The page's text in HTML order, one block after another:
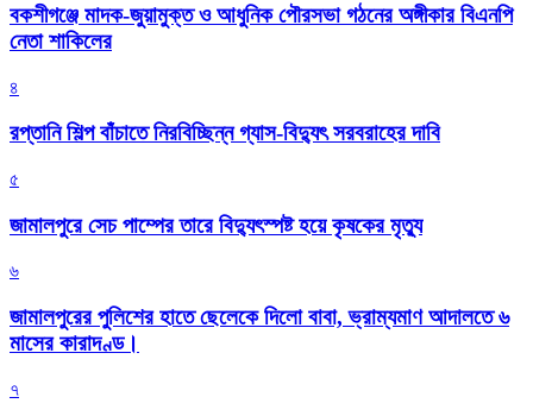
বকশীগঞ্জে মাদক-জুয়ামুক্ত ও আধুনিক পৌরসভা গঠনের অঙ্গীকার বিএনপি
নেতা শাকিলের
৪
রপ্তানি শিল্প বাঁচাতে নিরবিচ্ছিন্ন গ্যাস-বিদ্যুৎ সরবরাহের দাবি
৫
জামালপুরে সেচ পাম্পের তারে বিদ্যুৎস্পষ্ট হয়ে কৃষকের মৃত্যু
৬
জামালপুরের পুলিশের হাতে ছেলেকে দিলো বাবা, ভ্রাম্যমাণ আদালতে ৬
মাসের কারাদণ্ড।
৭